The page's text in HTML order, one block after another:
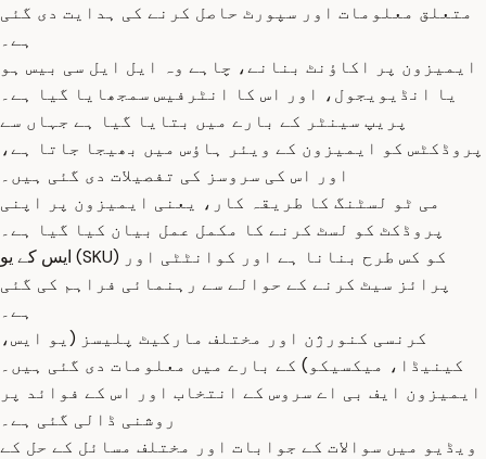
متعلق معلومات اور سپورٹ حاصل کرنے کی ہدایت دی گئی
ہے۔
ایمیزون پر اکاؤنٹ بنانے، چاہے وہ ایل ایل سی بیس ہو
یا انڈیویجول، اور اس کا انٹرفیس سمجھایا گیا ہے۔
پریپ سینٹر کے بارے میں بتایا گیا ہے جہاں سے
پروڈکٹس کو ایمیزون کے ویئر ہاؤس میں بھیجا جاتا ہے،
اور اس کی سروسز کی تفصیلات دی گئی ہیں۔
می ٹو لسٹنگ کا طریقہ کار، یعنی ایمیزون پر اپنی
پروڈکٹ کو لسٹ کرنے کا مکمل عمل بیان کیا گیا ہے۔
ایس کے یو (SKU) کو کس طرح بنانا ہے اور کوانٹٹی اور
پرائز سیٹ کرنے کے حوالے سے رہنمائی فراہم کی گئی
ہے۔
کرنسی کنورژن اور مختلف مارکیٹ پلیسز (یو ایس،
کینیڈا، میکسیکو) کے بارے میں معلومات دی گئی ہیں۔
ایمیزون ایف بی اے سروس کے انتخاب اور اس کے فوائد پر
روشنی ڈالی گئی ہے۔
ویڈیو میں سوالات کے جوابات اور مختلف مسائل کے حل کے